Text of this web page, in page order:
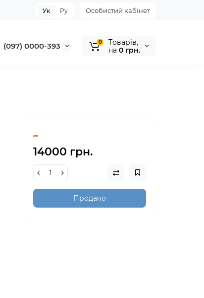
Особистий кабінет
Ук Ру
(097) 0000-393 0
Tоварів,
на 0 грн.
14000 грн.
Продано